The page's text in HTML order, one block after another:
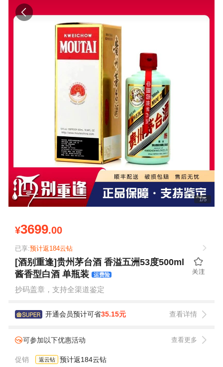
1/5
¥3699.00
已享:预计返184云钻
[酒别重逢]贵州茅台酒 香溢五洲53度500ml
酱香型白酒 单瓶装 运费险
抄码盖章，支持全渠道鉴定
开通会员预计可省35.15元 查看详情
可参加以下优惠活动 查看更多
促销 返云钻 预计返184云钻